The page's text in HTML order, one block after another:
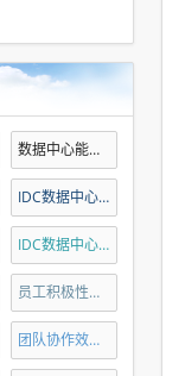
(2) 数据中心能耗管理系统
(2) IDC数据中心备份策略
(2) IDC数据中心安全架构
(2) 员工积极性提升策略
(2) 团队协作效率提升